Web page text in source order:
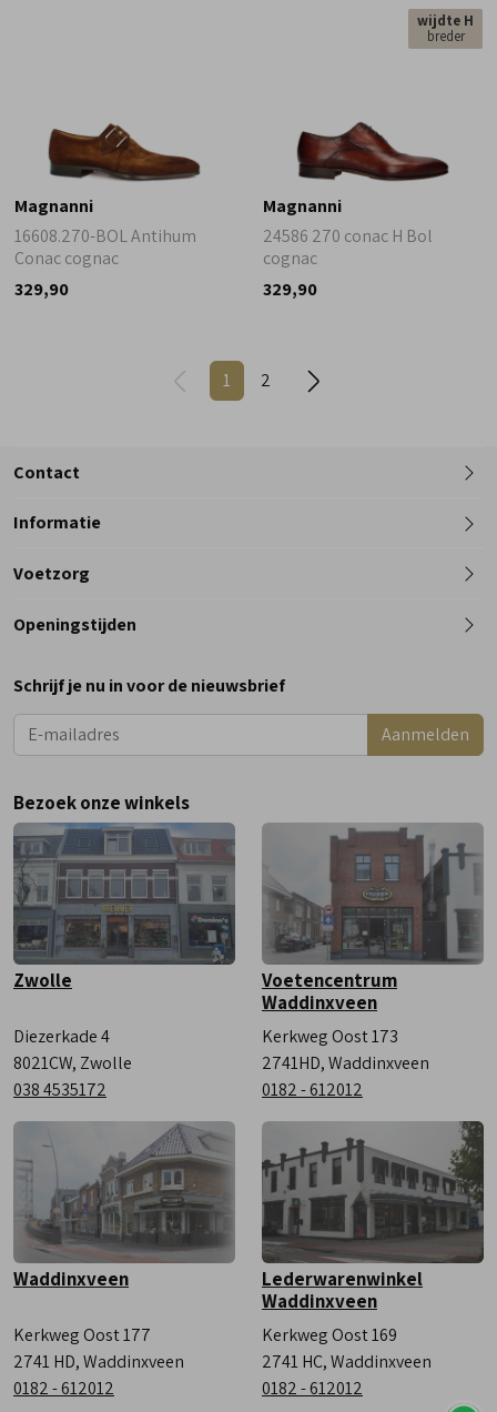
Magnanni
16608.270-BOL Antihum
Conac cognac
329,90
wijdte H
breder
Magnanni
24586 270 conac H Bol
cognac
329,90
1 2
Contact
Telefoon
Informatie
Voetzorg
Openingstijden
Dinsdag
Woensdag
9:00 - 18:00
Vrijdag
Zaterdag
9:00 - 17:00
Schrijf je nu in voor de nieuwsbrief
Aanmelden
Bezoek onze winkels
Zwolle
Diezerkade 4
8021CW, Zwolle
038 4535172
Voetencentrum
Waddinxveen
Kerkweg Oost 173
2741HD, Waddinxveen
0182 - 612012
Waddinxveen
Kerkweg Oost 177
2741 HD, Waddinxveen
0182 - 612012
Lederwarenwinkel
Waddinxveen
Kerkweg Oost 169
2741 HC, Waddinxveen
0182 - 612012